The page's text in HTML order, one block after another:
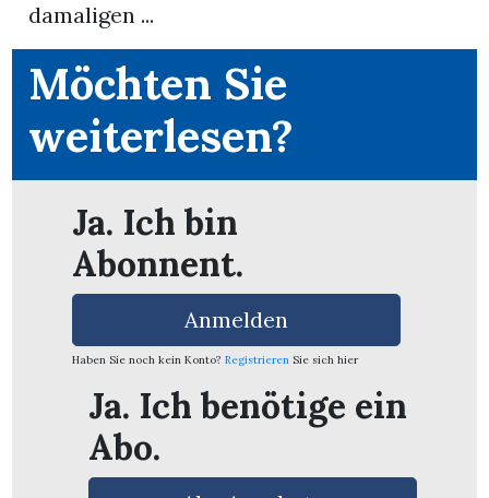
damaligen ...
Möchten Sie
weiterlesen?
Ja. Ich bin
Abonnent.
Anmelden
Haben Sie noch kein Konto? Registrieren Sie sich hier
Ja. Ich benötige ein
Abo.